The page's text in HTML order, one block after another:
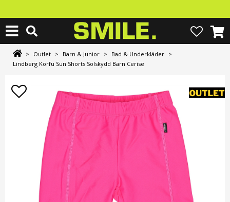
> Outlet > Barn & Junior > Bad & Underkläder >
Lindberg Korfu Sun Shorts Solskydd Barn Cerise